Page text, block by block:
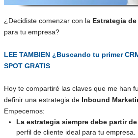
¿Decidiste comenzar con la Estrategia
para tu empresa?
LEE TAMBIEN ¿Buscando tu primer
SPOT GRATIS
Hoy te compartiré las claves que me han
definir una estrategia de Inbound
Empecemos:
La estrategia siempre debe partir
perfil de cliente ideal para tu